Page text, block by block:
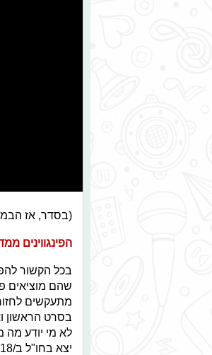
(בסדר, אז
הפינגווינים
בכל הקשור
שהם מוציאים
מתעקשים
בסרט הראשון
לא מי יודע מה
יצא בחו"ל ב/18 במאי 2018 אף על פי שקודמו, "